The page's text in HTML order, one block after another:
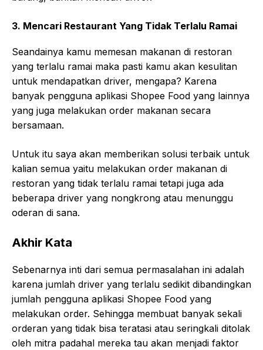
3. Mencari Restaurant Yang Tidak Terlalu Ramai
Seandainya kamu memesan makanan di restoran
yang terlalu ramai maka pasti kamu akan kesulitan
untuk mendapatkan driver, mengapa? Karena
banyak pengguna aplikasi Shopee Food yang lainnya
yang juga melakukan order makanan secara
bersamaan.
Untuk itu saya akan memberikan solusi terbaik untuk
kalian semua yaitu melakukan order makanan di
restoran yang tidak terlalu ramai tetapi juga ada
beberapa driver yang nongkrong atau menunggu
oderan di sana.
Akhir Kata
Sebenarnya inti dari semua permasalahan ini adalah
karena jumlah driver yang terlalu sedikit dibandingkan
jumlah pengguna aplikasi Shopee Food yang
melakukan order. Sehingga membuat banyak sekali
orderan yang tidak bisa teratasi atau seringkali ditolak
oleh mitra padahal mereka tau akan menjadi faktor